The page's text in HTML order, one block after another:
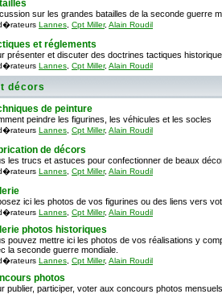
sur les grandes batailles de la seconde guerre
Lannes Cpt Miller, Alain Roudil
et réglements
présenter et discuter des doctrines tactiques
Lannes Cpt Miller, Alain Roudil
décors
de peinture
peindre les figurines, les véhicules et les socles
Lannes Cpt Miller, Alain Roudil
de décors
les trucs et astuces pour confectionner de beaux
Lannes Cpt Miller, Alain Roudil
ici les photos de vos figurines ou des liens vers
Lannes Cpt Miller, Alain Roudil
photos historiques
pouvez mettre ici les photos de vos réalisations y
la seconde guerre mondiale.
Lannes Cpt Miller, Alain Roudil
photos
publier, participer, voter aux concours photos mensuels